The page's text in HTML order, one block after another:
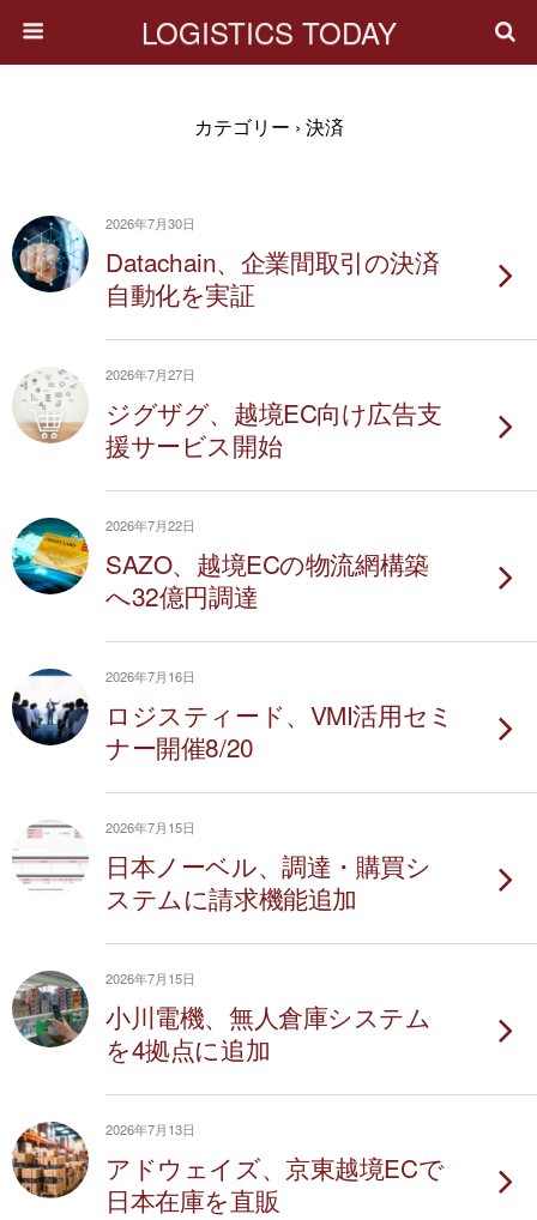
LOGISTICS TODAY
カテゴリー › 決済
2026年7月30日
Datachain、企業間取引の決済
自動化を実証
2026年7月27日
ジグザグ、越境EC向け広告支
援サービス開始
2026年7月22日
SAZO、越境ECの物流網構築
へ32億円調達
2026年7月16日
ロジスティード、VMI活用セミ
ナー開催8/20
2026年7月15日
日本ノーベル、調達・購買シ
ステムに請求機能追加
2026年7月15日
小川電機、無人倉庫システム
を4拠点に追加
2026年7月13日
アドウェイズ、京東越境ECで
日本在庫を直販